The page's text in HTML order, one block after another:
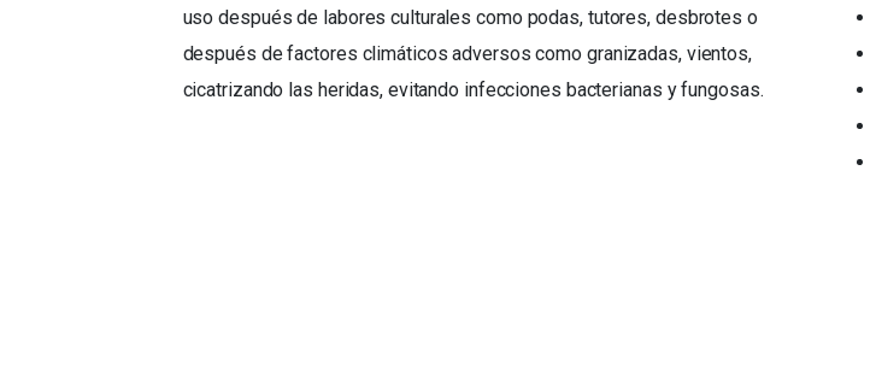
uso después de labores culturales como podas, tutores, desbrotes o
después de factores climáticos adversos como granizadas, vientos,
cicatrizando las heridas, evitando infecciones bacterianas y fungosas.